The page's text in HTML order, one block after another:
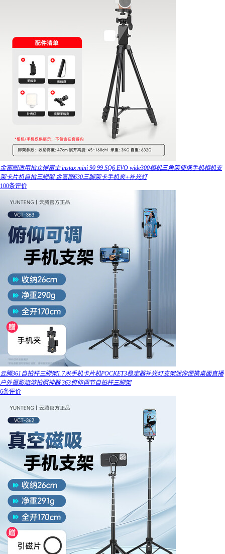
金富图适用拍立得富士 instax mini 90 99 SQ6 EVO wide300相机三角架便携手机相机支
架卡片机自拍三脚架 金富图630三脚架卡手机夹+补光灯
100条评价
云腾361自拍杆三脚架1.7米手机卡片机POCKET3稳定器补光灯支架迷你便携桌面直播
户外摄影旅游拍照神器 363俯仰调节自拍杆三脚架
6条评价